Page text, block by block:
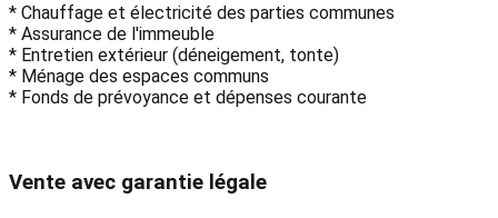
* Chauffage et électricité des parties communes
* Assurance de l'immeuble
* Entretien extérieur (déneigement, tonte)
* Ménage des espaces communs
* Fonds de prévoyance et dépenses courante
Vente avec garantie légale